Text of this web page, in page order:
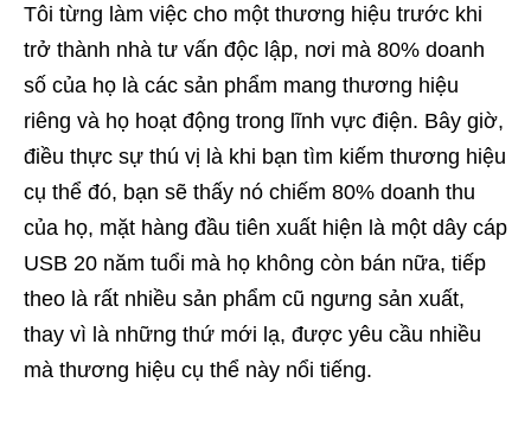
Tôi từng làm việc cho một thương hiệu trước khi
trở thành nhà tư vấn độc lập, nơi mà 80% doanh
số của họ là các sản phẩm mang thương hiệu
riêng và họ hoạt động trong lĩnh vực điện. Bây giờ,
điều thực sự thú vị là khi bạn tìm kiếm thương hiệu
cụ thể đó, bạn sẽ thấy nó chiếm 80% doanh thu
của họ, mặt hàng đầu tiên xuất hiện là một dây cáp
USB 20 năm tuổi mà họ không còn bán nữa, tiếp
theo là rất nhiều sản phẩm cũ ngưng sản xuất,
thay vì là những thứ mới lạ, được yêu cầu nhiều
mà thương hiệu cụ thể này nổi tiếng.